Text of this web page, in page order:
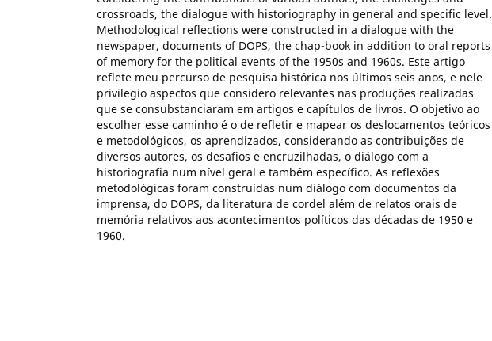
crossroads, the dialogue with historiography in general and specific level.
Methodological reflections were constructed in a dialogue with the
newspaper, documents of DOPS, the chap-book in addition to oral reports
of memory for the political events of the 1950s and 1960s. Este artigo
reflete meu percurso de pesquisa histórica nos últimos seis anos, e nele
privilegio aspectos que considero relevantes nas produções realizadas
que se consubstanciaram em artigos e capítulos de livros. O objetivo ao
escolher esse caminho é o de refletir e mapear os deslocamentos teóricos
e metodológicos, os aprendizados, considerando as contribuições de
diversos autores, os desafios e encruzilhadas, o diálogo com a
historiografia num nível geral e também específico. As reflexões
metodológicas foram construídas num diálogo com documentos da
imprensa, do DOPS, da literatura de cordel além de relatos orais de
memória relativos aos acontecimentos políticos das décadas de 1950 e
1960.